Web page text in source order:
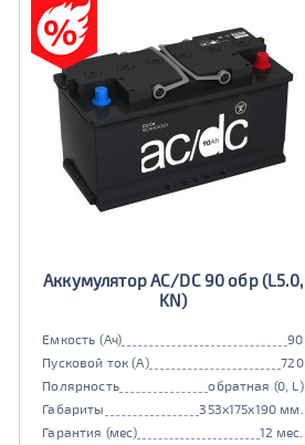
Аккумулятор AC/DC 90 обр (L5.0,
KN)
Емкость (Ач)
90
Пусковой ток (А)
720
Полярность
обратная (0, L)
Габариты
353x175x190 мм.
Гарантия (мес)
12 мес.